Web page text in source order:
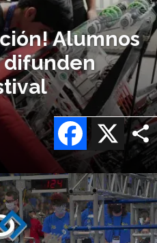
Alumnos
difunden
X
Facebook